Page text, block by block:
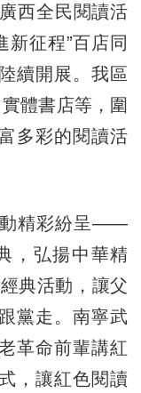
西全民閱讀活
新征程”百店同
續開展。我區
體書店等，圍
多彩的閱讀活
精彩紛呈——
，弘揚中華精
典活動，讓父
黨走。南寧武
革命前輩講紅
，讓紅色閱讀